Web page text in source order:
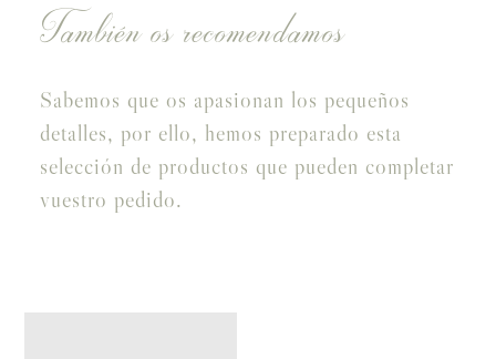
También os recomendamos
Sabemos que os apasionan los pequeños
detalles, por ello, hemos preparado esta
selección de productos que pueden completar
vuestro pedido.